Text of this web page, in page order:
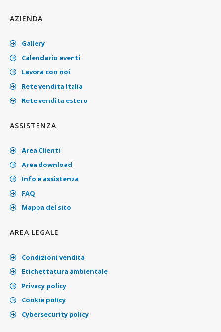
AZIENDA
Gallery
Calendario eventi
Lavora con noi
Rete vendita Italia
Rete vendita estero
ASSISTENZA
Area Clienti
Area download
Info e assistenza
FAQ
Mappa del sito
AREA LEGALE
Condizioni vendita
Etichettatura ambientale
Privacy policy
Cookie policy
Cybersecurity policy